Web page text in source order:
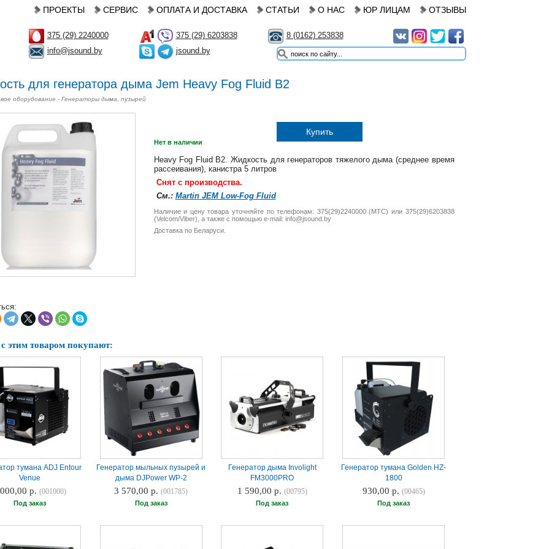
ПРОЕКТЫ СЕРВИС ОПЛАТА И ДОСТАВКА СТАТЬИ О НАС ЮР ЛИЦАМ ОТЗЫВЫ
375 (29) 2240000
info@jsound.by
375 (29) 6203838
jsound.by
8 (0162) 253838
для генератора дыма Jem Heavy Fog Fluid B2
оборудование - Генераторы дыма, пузырей
Купить
Нет в наличии
Heavy Fog Fluid B2. Жидкость для генераторов тяжелого дыма (среднее время
рассеивания), канистра 5 литров
Снят с производства.
См.: Martin JEM Low-Fog Fluid
Наличие и цену товара уточняйте по телефонам: 375(29)2240000 (МТС) или 375(29)6203838
(Velcom/Viber), а также с помощью e-mail: info@jsound.by
Доставка по Беларуси.
этим товаром покупают:
тумана ADJ Entour
Venue
р.(001000)
Под заказ
Генератор мыльных пузырей и
дыма DJPower WP-2
3 570,00 р.(001785)
Под заказ
Генератор дыма Involight
FM3000PRO
1 590,00 р. (00795)
Под заказ
Генератор тумана Golden HZ-
1800
930,00 р. (00465)
Под заказ